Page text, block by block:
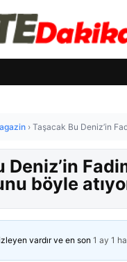
› Taşacak Bu Deniz’in
Deniz’in
böyle
vardır ve en son 1 ay 1